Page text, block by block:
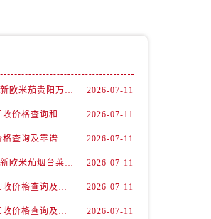
2026年7月最新欧米茄贵阳万象汇维修保养服务电话 2026-07-11
杭州欧米茄回收价格查询和各大回收平台实测排行（2026年7月最新数据） 2026-07-11
欧米茄回收价格查询及靠谱平台实测排行(2026年7月最新) 2026-07-11
2026年7月最新欧米茄烟台莱山宝龙广场维修保养服务电话 2026-07-11
北京欧米茄回收价格查询及靠谱回收平台实测排行（2026年7月最新数据） 2026-07-11
郑州欧米茄回收价格查询及各大平台实测排行(2026年7月最新数据) 2026-07-11